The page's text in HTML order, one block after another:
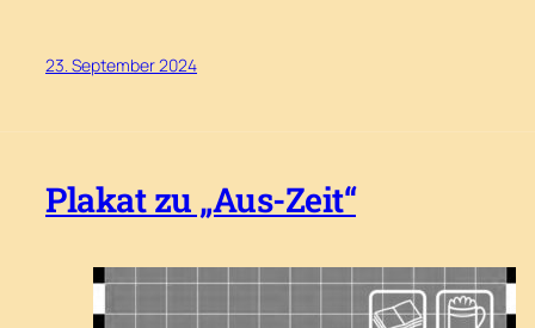
23. September 2024
Plakat zu „Aus-Zeit“